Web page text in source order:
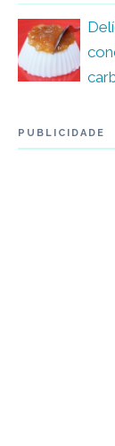
PUBLICIDADE